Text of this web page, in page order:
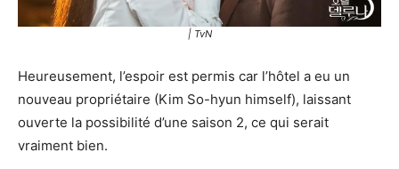
| TvN
Heureusement, l’espoir est permis car l’hôtel a eu un
nouveau propriétaire (Kim So-hyun himself), laissant
ouverte la possibilité d’une saison 2, ce qui serait
vraiment bien.